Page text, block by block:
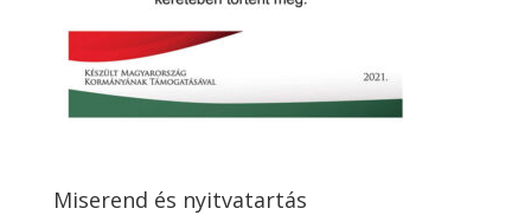
Miserend és nyitvatartás